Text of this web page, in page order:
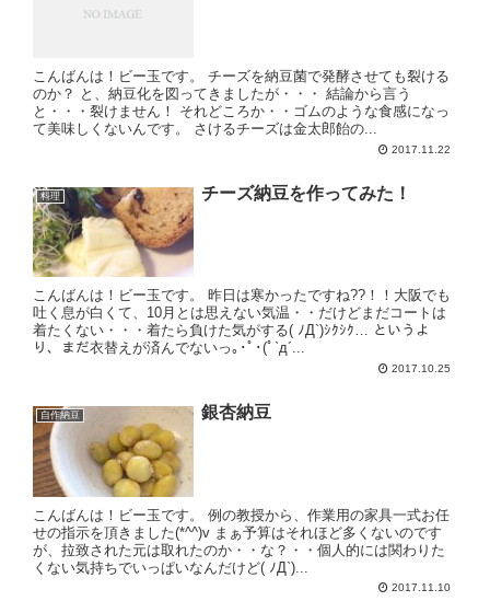
こんばんは！ビー玉です。 チーズを納豆菌で発酵させても裂ける
のか？ と、納豆化を図ってきましたが・・・ 結論から言う
と・・・裂けません！ それどころか・・ゴムのような食感になっ
て美味しくないんです。 さけるチーズは金太郎飴の...
2017.11.22
料理 チーズ納豆を作ってみた！
こんばんは！ビー玉です。 昨日は寒かったですね??！！大阪でも
吐く息が白くて、10月とは思えない気温・・だけどまだコートは
着たくない・・・着たら負けた気がする( ﾉД`)ｼｸｼｸ… というよ
り、まだ衣替えが済んでないっ｡･ﾟ･(ﾟ`д´...
2017.10.25
自作納豆 銀杏納豆
こんばんは！ビー玉です。 例の教授から、作業用の家具一式お任
せの指示を頂きました(*^^)v まぁ予算はそれほど多くないのです
が、拉致された元は取れたのか・・な？・・個人的には関わりた
くない気持ちでいっぱいなんだけど( ﾉД`)...
2017.11.10